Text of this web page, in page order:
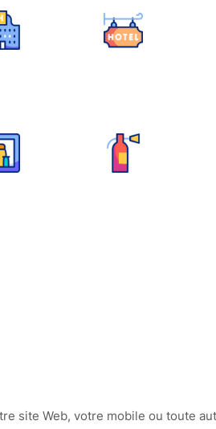
site Web, votre mobile ou toute